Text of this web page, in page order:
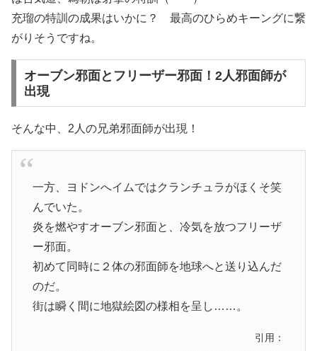
充瑠の特訓の成果はいかに？ 最高のひらめキーングに繋
がりそうですね。
オーブン邪面とフリーザー邪面！2人邪面師が
出現
そんな中、2人の兄弟邪面師が出現！
一方、ヨドンへイムではクランチュラがほくそ笑
んでいた。
炎を燃やすオーブン邪面と、冷気を放つフリーザ
ー邪面。
初めて同時に２体の邪面師を地球へと送り込んだ
のだ。
街は瞬く間に地獄絵図の様相を呈し……。
引用：